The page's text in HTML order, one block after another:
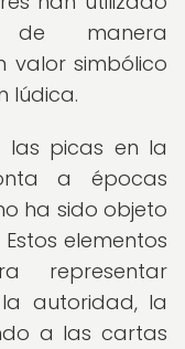
de manera
valor simbólico
lúdica.
las picas en la
a épocas
ha sido objeto
elementos
representar
autoridad, la
a las cartas